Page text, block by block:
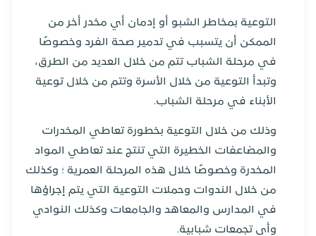
التوعية بمخاطر الشبو أو إدمان أي مخدر أخر من
الممكن أن يتسبب في تدمير صحة الفرد وخصوصًا
في مرحلة الشباب تتم من خلال العديد من الطرق،
وتبدأ التوعية من خلال الأسرة وتتم من خلال توعية
الأبناء في مرحلة الشباب.
وذلك من خلال التوعية بخطورة تعاطي المخدرات
والمضاعفات الخطيرة التي تنتج عند تعاطي المواد
المخدرة وخصوصًا خلال هذه المرحلة العمرية ؛ وكذلك
من خلال الندوات وحملات التوعية التي يتم إجراؤها
في المدارس والمعاهد والجامعات وكذلك النوادي
وأي تجمعات شبابية.